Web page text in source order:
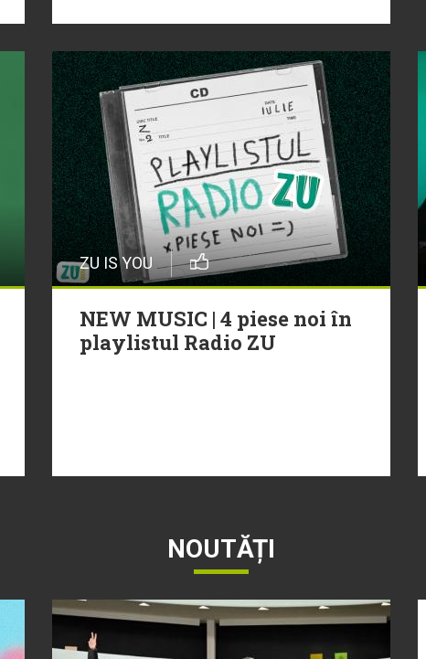
ZU IS YOU
NEW MUSIC | 4 piese noi în
playlistul Radio ZU
NOUTĂȚI